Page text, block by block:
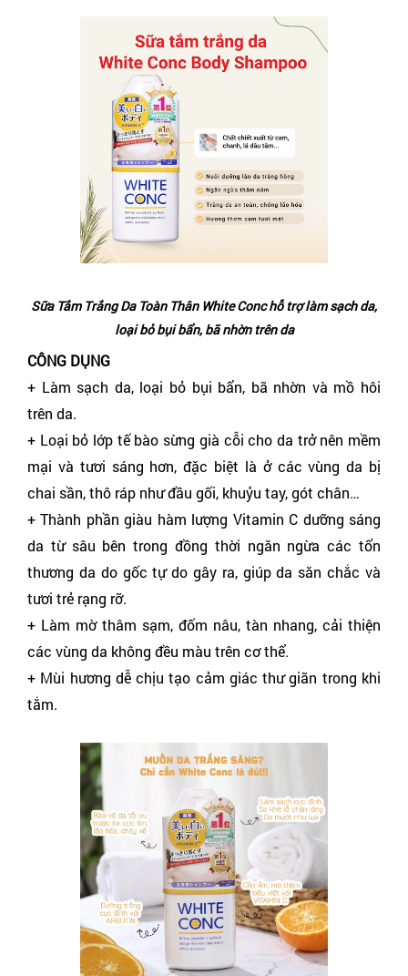
Sữa Tắm Trắng Da Toàn Thân White Conc hỗ trợ làm sạch da,
loại bỏ bụi bẩn, bã nhờn trên da
CÔNG DỤNG
+ Làm sạch da, loại bỏ bụi bẩn, bã nhờn và mồ hôi
trên da.
+ Loại bỏ lớp tế bào sừng già cỗi cho da trở nên mềm
mại và tươi sáng hơn, đặc biệt là ở các vùng da bị
chai sần, thô ráp như đầu gối, khuỷu tay, gót chân…
+ Thành phần giàu hàm lượng Vitamin C dưỡng sáng
da từ sâu bên trong đồng thời ngăn ngừa các tổn
thương da do gốc tự do gây ra, giúp da săn chắc và
tươi trẻ rạng rỡ.
+ Làm mờ thâm sạm, đốm nâu, tàn nhang, cải thiện
các vùng da không đều màu trên cơ thể.
+ Mùi hương dễ chịu tạo cảm giác thư giãn trong khi
tắm.